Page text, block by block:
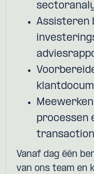
Assisteren
processen
Vanaf dag één
van ons team en